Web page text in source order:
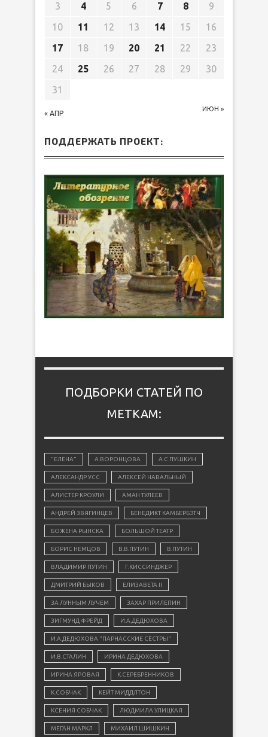
« АПР
ИЮН »
3
4 5 6 7 8
9
10
11 12 13 14 15
16
17
18 19 20 21 22
23
24
25 26 27 28 29
30
31
ПОДДЕРЖАТЬ ПРОЕКТ:
ПОДБОРКИ СТАТЕЙ ПО
МЕТКАМ:
"ЕЛЕНА" А.ВОРОНЦОВА А.С.ПУШКИН
АЛЕКСАНДР УСС АЛЕКСЕЙ НАВАЛЬНЫЙ
АЛИСТЕР КРОУЛИ АМАН ТУЛЕЕВ
АНДРЕЙ ЗВЯГИНЦЕВ БЕНЕДИКТ КАМБЕРБЭТЧ
БОЖЕНА РЫНСКА БОЛЬШОЙ ТЕАТР
БОРИС НЕМЦОВ В.В.ПУТИН В.ПУТИН
ВЛАДИМИР ПУТИН Г.КИССИНДЖЕР
ДМИТРИЙ БЫКОВ ЕЛИЗАВЕТА II
ЗА ЛУННЫМ ЛУЧЕМ ЗАХАР ПРИЛЕПИН
ЗИГМУНД ФРЕЙД И.А.ДЕДЮХОВА
И.А.ДЕДЮХОВА "ПАРНАССКИЕ СЁСТРЫ"
И.В.СТАЛИН ИРИНА ДЕДЮХОВА
ИРИНА ЯРОВАЯ К.СЕРЕБРЕННИКОВ
К.СОБЧАК КЕЙТ МИДДЛТОН
КСЕНИЯ СОБЧАК ЛЮДМИЛА УЛИЦКАЯ
МЕГАН МАРКЛ МИХАИЛ ШИШКИН